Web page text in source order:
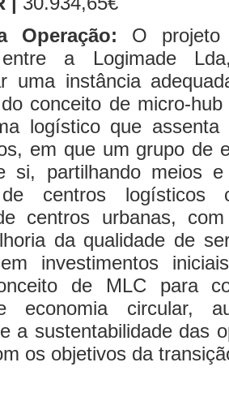
Operação: O
entre a Logimade
uma instância
conceito de micro-
logístico que
em que um grupo de
si, partilhando meios
centros logísticos
centros urbanas,
da qualidade de
investimentos
de MLC para
economia circular,
a sustentabilidade das
os objetivos da